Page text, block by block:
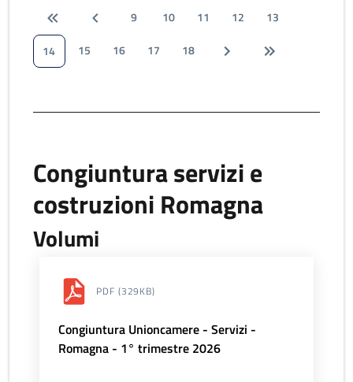
9 10 11 12
13
14
15 16 17 18
Congiuntura servizi e
costruzioni Romagna
Volumi
PDF (329KB)
Congiuntura Unioncamere - Servizi -
Romagna - 1° trimestre 2026